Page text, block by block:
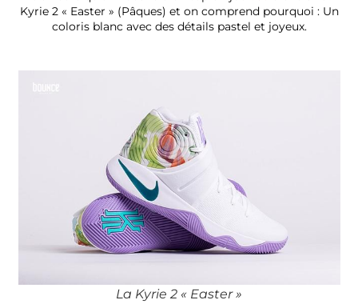
Kyrie 2 « Easter » (Pâques) et on comprend pourquoi : Un
coloris blanc avec des détails pastel et joyeux.
La Kyrie 2 « Easter »